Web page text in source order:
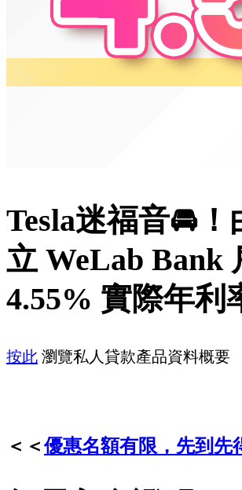
Tesla迷福音🚘
立 WeLab Bank
4.55% 實際年利
按此 瀏覽私人貸款產品資料概要
＜＜優惠名額有限，先到先